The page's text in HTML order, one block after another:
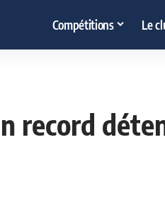
Compétitions Le
record